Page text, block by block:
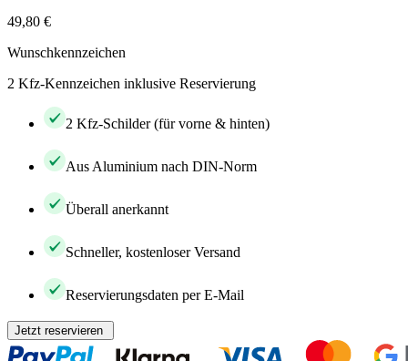
49,80 €
Wunschkennzeichen
2 Kfz-Kennzeichen inklusive Reservierung
2 Kfz-Schilder (für vorne & hinten)
Aus Aluminium nach DIN-Norm
Überall anerkannt
Schneller, kostenloser Versand
Reservierungsdaten per E-Mail
Jetzt reservieren